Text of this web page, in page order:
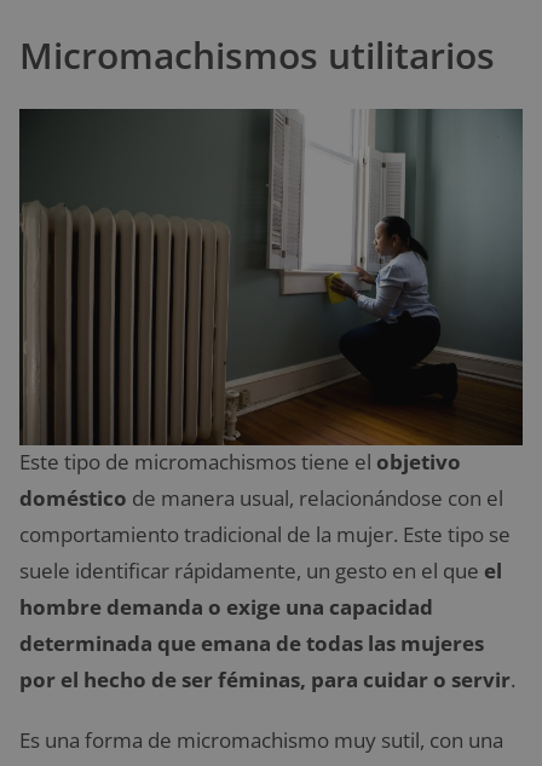
Micromachismos utilitarios
Este tipo de micromachismos tiene el objetivo
doméstico de manera usual, relacionándose con el
comportamiento tradicional de la mujer. Este tipo se
suele identificar rápidamente, un gesto en el que el
hombre demanda o exige una capacidad
determinada que emana de todas las mujeres
por el hecho de ser féminas, para cuidar o servir.
Es una forma de micromachismo muy sutil, con una